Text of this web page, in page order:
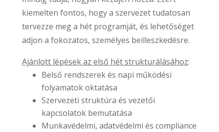
kiemelten fontos, hogy a szervezet tudatosan
tervezze meg a hét programját, és lehetőséget
adjon a fokozatos, személyes beilleszkedésre.
Ajánlott lépések az első hét strukturálásához:
Belső rendszerek és napi működési
folyamatok oktatása
Szervezeti struktúra és vezetői
kapcsolatok bemutatása
Munkavédelmi, adatvédelmi és compliance